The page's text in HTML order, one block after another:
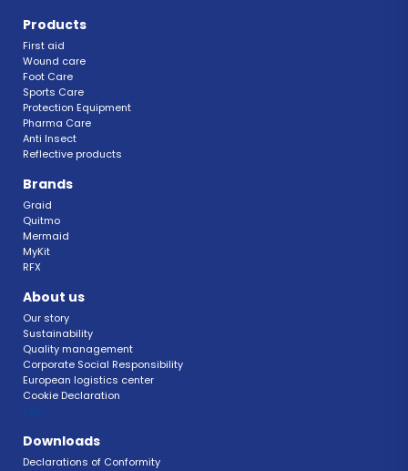
Products
First aid
Wound care
Foot Care
Sports Care
Protection Equipment
Pharma Care
Anti Insect
Reflective products
Brands
Graid
Quitmo
Mermaid
MyKit
RFX
About us
Our story
Sustainability
Quality management
Corporate Social Responsibility
European logistics center
Cookie Declaration
FAQ
Downloads
Declarations of Conformity